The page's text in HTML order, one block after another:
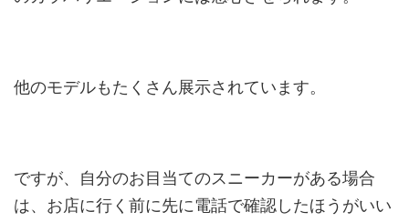
他のモデルもたくさん展示されています。
ですが、自分のお目当てのスニーカーがある場合
は、お店に行く前に先に電話で確認したほうがいい